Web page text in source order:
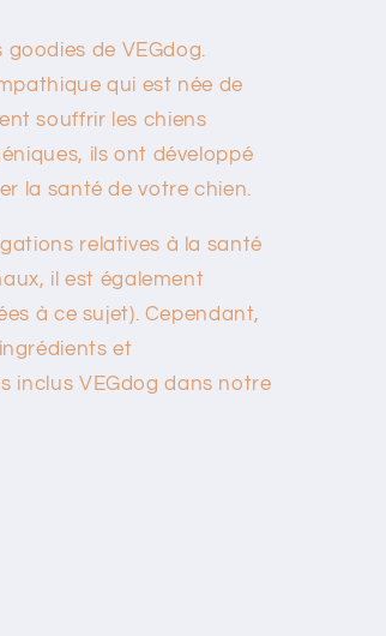
de VEGdog.
qui est née de
souffrir les chiens
ils ont développé
la santé de votre chien.
relatives à la santé
il est également
à ce sujet). Cependant,
et
inclus VEGdog dans notre